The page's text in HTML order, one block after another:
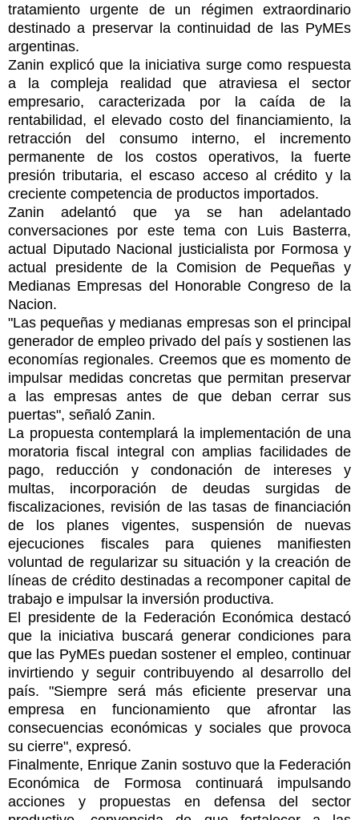
tratamiento urgente de un régimen extraordinario
destinado a preservar la continuidad de las PyMEs
argentinas.
Zanin explicó que la iniciativa surge como respuesta
a la compleja realidad que atraviesa el sector
empresario, caracterizada por la caída de la
rentabilidad, el elevado costo del financiamiento, la
retracción del consumo interno, el incremento
permanente de los costos operativos, la fuerte
presión tributaria, el escaso acceso al crédito y la
creciente competencia de productos importados.
Zanin adelantó que ya se han adelantado
conversaciones por este tema con Luis Basterra,
actual Diputado Nacional justicialista por Formosa y
actual presidente de la Comision de Pequeñas y
Medianas Empresas del Honorable Congreso de la
Nacion.
"Las pequeñas y medianas empresas son el principal
generador de empleo privado del país y sostienen las
economías regionales. Creemos que es momento de
impulsar medidas concretas que permitan preservar
a las empresas antes de que deban cerrar sus
puertas", señaló Zanin.
La propuesta contemplará la implementación de una
moratoria fiscal integral con amplias facilidades de
pago, reducción y condonación de intereses y
multas, incorporación de deudas surgidas de
fiscalizaciones, revisión de las tasas de financiación
de los planes vigentes, suspensión de nuevas
ejecuciones fiscales para quienes manifiesten
voluntad de regularizar su situación y la creación de
líneas de crédito destinadas a recomponer capital de
trabajo e impulsar la inversión productiva.
El presidente de la Federación Económica destacó
que la iniciativa buscará generar condiciones para
que las PyMEs puedan sostener el empleo, continuar
invirtiendo y seguir contribuyendo al desarrollo del
país. "Siempre será más eficiente preservar una
empresa en funcionamiento que afrontar las
consecuencias económicas y sociales que provoca
su cierre", expresó.
Finalmente, Enrique Zanin sostuvo que la Federación
Económica de Formosa continuará impulsando
acciones y propuestas en defensa del sector